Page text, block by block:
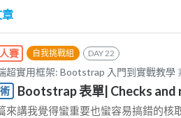
賽 自我挑戰組 DAY 22
超實用框架: Bootstrap 入門到實戰教學
Bootstrap 表單| Checks and
來講我覺得蠻重要也蠻容易搞錯的核